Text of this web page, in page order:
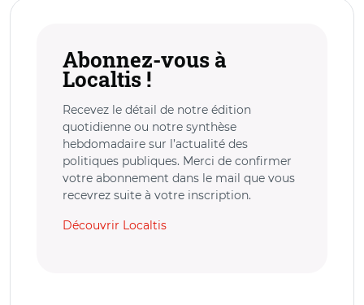
Abonnez-vous à
Localtis !
Recevez le détail de notre édition
quotidienne ou notre synthèse
hebdomadaire sur l’actualité des
politiques publiques. Merci de confirmer
votre abonnement dans le mail que vous
recevrez suite à votre inscription.
Découvrir Localtis